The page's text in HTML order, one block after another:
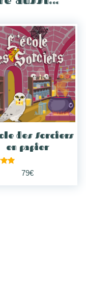
des Sorciers
en papier
79€